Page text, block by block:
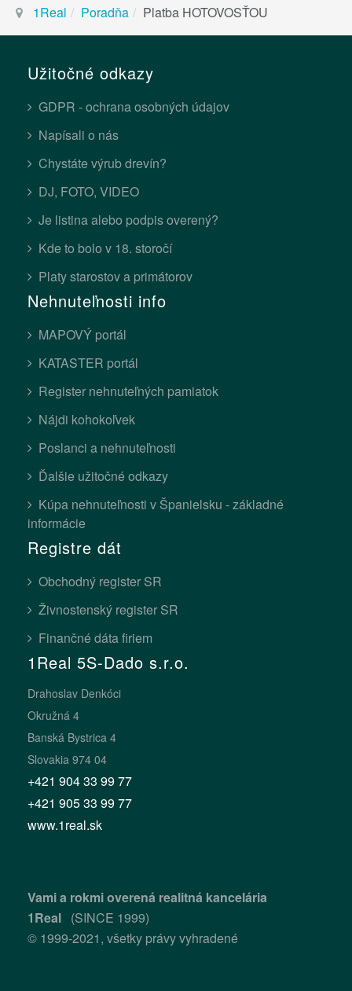
1Real Poradňa Platba HOTOVOSŤOU
Užitočné odkazy
GDPR - ochrana osobných údajov
Napísali o nás
Chystáte výrub drevín?
DJ, FOTO, VIDEO
Je listina alebo podpis overený?
Kde to bolo v 18. storočí
Platy starostov a primátorov
Nehnuteľnosti info
MAPOVÝ portál
KATASTER portál
Register nehnuteľných pamiatok
Nájdi kohokoľvek
Poslanci a nehnuteľnosti
Ďalšie užitočné odkazy
Kúpa nehnuteľnosti v Španielsku - základné
informácie
Registre dát
Obchodný register SR
Živnostenský register SR
Finančné dáta firiem
1Real 5S-Dado s.r.o.
Drahoslav Denkóci
Okružná 4
Banská Bystrica 4
Slovakia 974 04
+421 904 33 99 77
+421 905 33 99 77
www.1real.sk
Vami a rokmi overená realitná kancelária
1Real (SINCE 1999)
© 1999-2021, všetky právy vyhradené